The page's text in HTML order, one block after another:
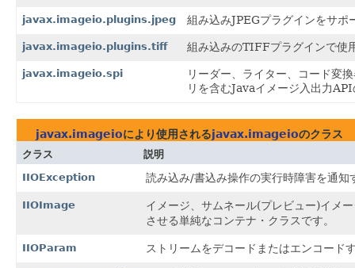
javax.imageio.plugins.jpeg 組み込みJPEGプラグインをサポ
javax.imageio.plugins.tiff 組み込みのTIFFプラグインで使
javax.imageio.spi
リーダー、ライター、コード変
リを含むJavaイメージ入出力
javax.imageioにより使用されるjavax.imageioのクラス
クラス
説明
IIOException
読み込み/書込み操作の実行時障害を通知
IIOImage
イメージ、サムネール(プレビュー)イメ
させる単純なコンテナ・クラスです。
IIOParam ストリームをデコードまたはエンコード